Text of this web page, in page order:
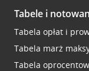
Tabele i
Tabela opłat i
Tabela marż
Tabela